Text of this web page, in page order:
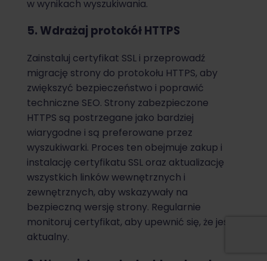
w wynikach wyszukiwania.
5. Wdrażaj protokół HTTPS
Zainstaluj certyfikat SSL i przeprowadź
migrację strony do protokołu HTTPS, aby
zwiększyć bezpieczeństwo i poprawić
techniczne SEO. Strony zabezpieczone
HTTPS są postrzegane jako bardziej
wiarygodne i są preferowane przez
wyszukiwarki. Proces ten obejmuje zakup i
instalację certyfikatu SSL oraz aktualizację
wszystkich linków wewnętrznych i
zewnętrznych, aby wskazywały na
bezpieczną wersję strony. Regularnie
monitoruj certyfikat, aby upewnić się, że jest
aktualny.